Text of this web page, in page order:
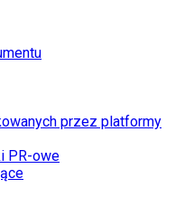
przez platformy
PR-owe